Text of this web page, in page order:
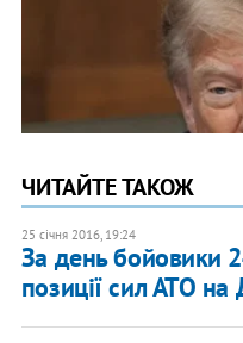
ЧИТАЙТЕ ТАКОЖ
25 січня 2016, 19:24
За день бойовики
позиції сил АТО